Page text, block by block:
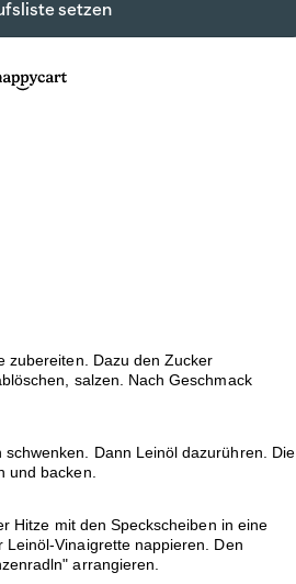
zubereiten. Dazu den Zucker
salzen. Nach Geschmack
Dann Leinöl dazurühren. Die
und backen.
Hitze mit den Speckscheiben in eine
Leinöl-Vinaigrette nappieren. Den
arrangieren.